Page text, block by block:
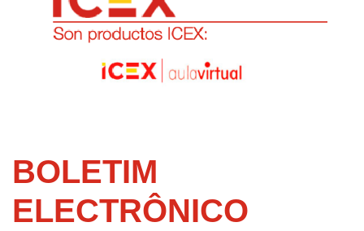
BOLETIM
ELECTRÔNICO